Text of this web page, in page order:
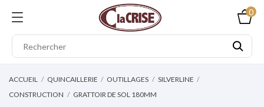
0
ACCUEIL QUINCAILLERIE OUTILLAGES
SILVERLINE
CONSTRUCTION
GRATTOIR DE SOL 180MM